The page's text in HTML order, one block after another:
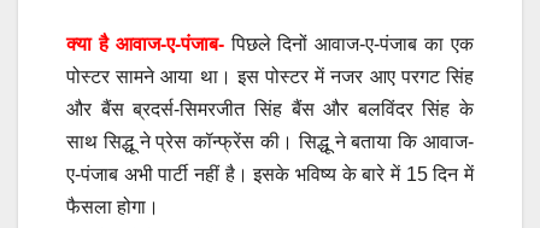
क्या है आवाज-ए-पंजाब-पिछले दिनों आवाज-ए-पंजाब का एक
पोस्टर सामने आया था। इस पोस्टर में नजर आए परगट सिंह
और बैंस ब्रदर्स-सिमरजीत सिंह बैंस और बलविंदर सिंह के
साथ सिद्धू ने प्रेस कॉन्फ्रेंस की। सिद्धू ने बताया कि आवाज-
ए-पंजाब अभी पार्टी नहीं है। इसके भविष्य के बारे में 15 दिन में
फैसला होगा।